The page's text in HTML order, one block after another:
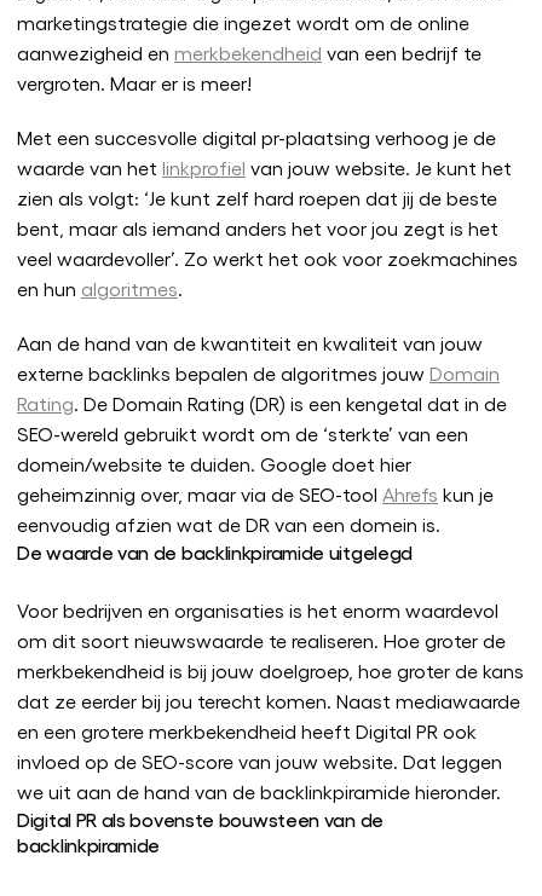
marketingstrategie die ingezet wordt om de online
aanwezigheid en merkbekendheid van een bedrijf te
vergroten. Maar er is meer!
Met een succesvolle digital pr-plaatsing verhoog je de
waarde van het linkprofiel van jouw website. Je kunt het
zien als volgt: ‘Je kunt zelf hard roepen dat jij de beste
bent, maar als iemand anders het voor jou zegt is het
veel waardevoller’. Zo werkt het ook voor zoekmachines
en hun algoritmes.
Aan de hand van de kwantiteit en kwaliteit van jouw
externe backlinks bepalen de algoritmes jouw Domain
Rating. De Domain Rating (DR) is een kengetal dat in de
SEO-wereld gebruikt wordt om de ‘sterkte’ van een
domein/website te duiden. Google doet hier
geheimzinnig over, maar via de SEO-tool Ahrefs kun je
eenvoudig afzien wat de DR van een domein is.
De waarde van de backlinkpiramide uitgelegd
Voor bedrijven en organisaties is het enorm waardevol
om dit soort nieuwswaarde te realiseren. Hoe groter de
merkbekendheid is bij jouw doelgroep, hoe groter de kans
dat ze eerder bij jou terecht komen. Naast mediawaarde
en een grotere merkbekendheid heeft Digital PR ook
invloed op de SEO-score van jouw website. Dat leggen
we uit aan de hand van de backlinkpiramide hieronder.
Digital PR als bovenste bouwsteen van de
backlinkpiramide